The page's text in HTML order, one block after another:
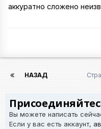
аккуратно сложено
НАЗАД
Вы можете написать
Если у вас есть аккаунт,